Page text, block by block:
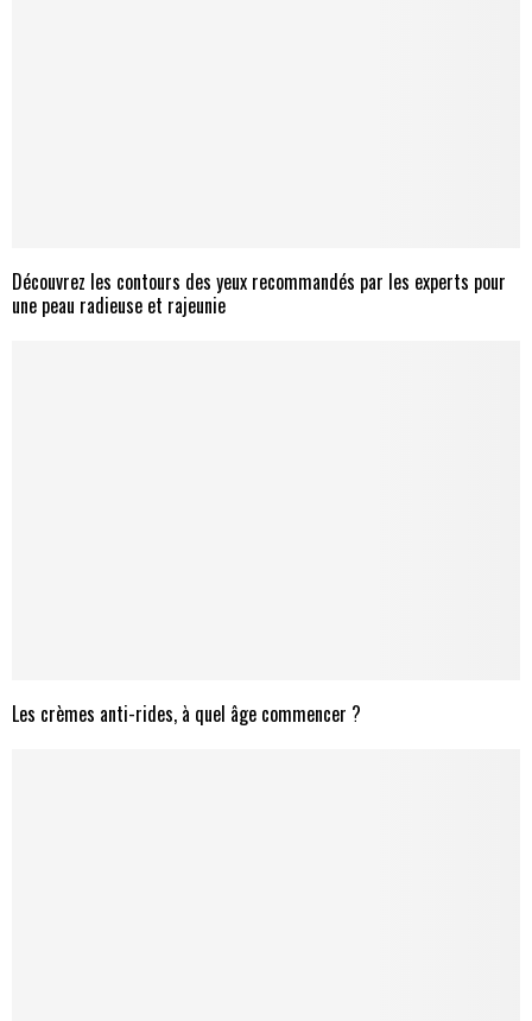
Découvrez les contours des yeux recommandés par les experts pour
une peau radieuse et rajeunie
Les crèmes anti-rides, à quel âge commencer ?